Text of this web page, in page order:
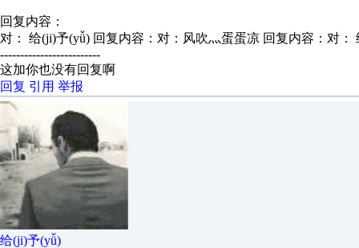
回复内容：
对： 给(ji)予(yǚ) 回复内容：对：风吹灬蛋蛋凉 回复内容：对：
-------------------------
这加你也没有回复啊
回复 引用 举报
给(ji)予(yǚ)